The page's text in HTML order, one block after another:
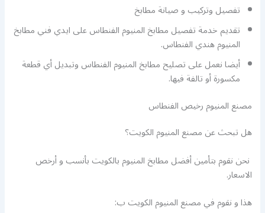
تفصيل وتركيب و صيانة مطابخ
تقديم خدمة تفصيل مطابخ المنيوم الفنطاس على ايدي فني مطابخ
المنيوم هندي الفنطاس.
أيضا نعمل على تصليح مطابخ المنيوم الفنطاس وتبديل أي قطعة
مكسورة أو تالفة فيها.
مصنع المنيوم رخيص الفنطاس
هل تبحث عن مصنع المنيوم الكويت؟
نحن نقوم بتأمين أفضل مطابخ المنيوم بالكويت بأنسب و أرخص
الاسعار.
هذا و نقوم في مصنع المنيوم الكويت ب: